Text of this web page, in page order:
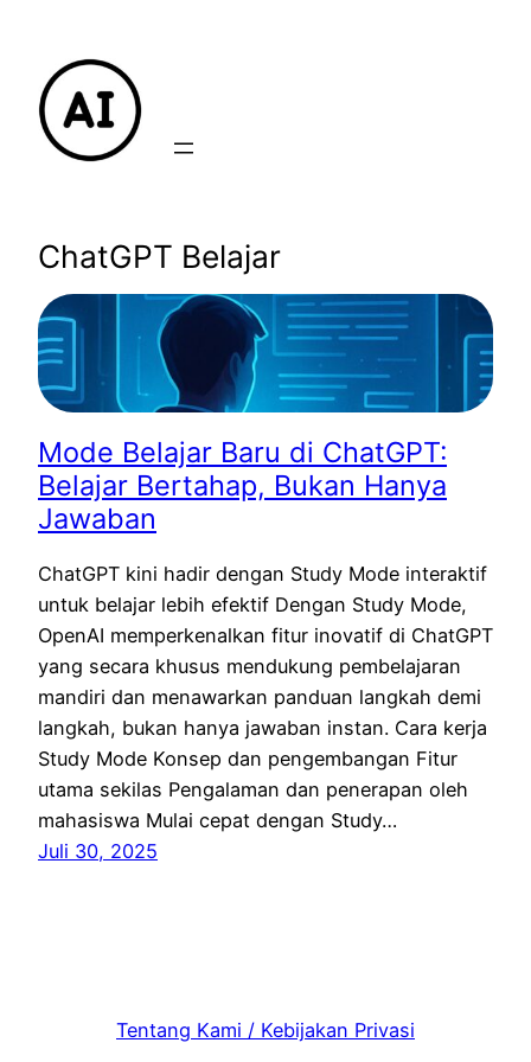
konten
ChatGPT Belajar
Mode Belajar Baru di ChatGPT:
Belajar Bertahap, Bukan Hanya
Jawaban
ChatGPT kini hadir dengan Study Mode interaktif
untuk belajar lebih efektif Dengan Study Mode,
OpenAI memperkenalkan fitur inovatif di ChatGPT
yang secara khusus mendukung pembelajaran
mandiri dan menawarkan panduan langkah demi
langkah, bukan hanya jawaban instan. Cara kerja
Study Mode Konsep dan pengembangan Fitur
utama sekilas Pengalaman dan penerapan oleh
mahasiswa Mulai cepat dengan Study…
Juli 30, 2025
Tentang Kami / Kebijakan Privasi